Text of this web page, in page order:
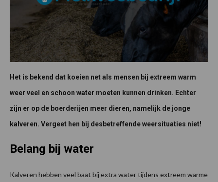
Het is bekend dat koeien net als mensen bij extreem warm
weer veel en schoon water moeten kunnen drinken. Echter
zijn er op de boerderijen meer dieren, namelijk de jonge
kalveren. Vergeet hen bij desbetreffende weersituaties niet!
Belang bij water
Kalveren hebben veel baat bij extra water tijdens extreem warme